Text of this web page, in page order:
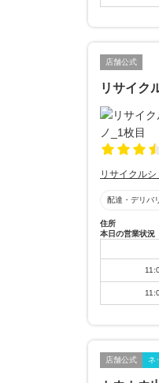
店舗公式
リサイク
リサイクル
配達・デリバ
住所
本日の営業状況
店舗公式 ネ